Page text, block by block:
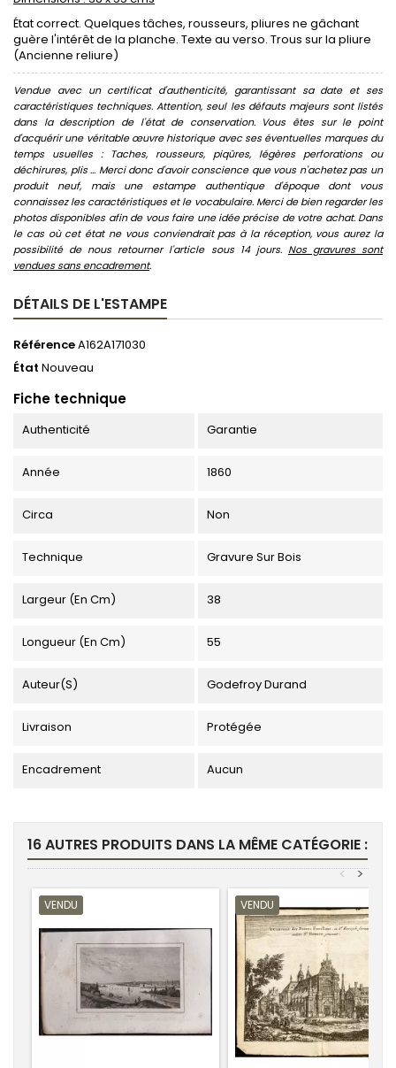
État correct. Quelques tâches, rousseurs, pliures ne gâchant
guère l'intérêt de la planche. Texte au verso. Trous sur la pliure
(Ancienne reliure)
Vendue avec un certificat d'authenticité, garantissant sa date et ses
caractéristiques techniques. Attention, seul les défauts majeurs sont listés
dans la description de l'état de conservation. Vous êtes sur le point
d'acquérir une véritable œuvre historique avec ses éventuelles marques du
temps usuelles : Taches, rousseurs, piqûres, légères perforations ou
déchirures, plis ... Merci donc d'avoir conscience que vous n'achetez pas un
produit neuf, mais une estampe authentique d'époque dont vous
connaissez les caractéristiques et le vocabulaire. Merci de bien regarder les
photos disponibles afin de vous faire une idée précise de votre achat. Dans
le cas où cet état ne vous conviendrait pas à la réception, vous aurez la
possibilité de nous retourner l'article sous 14 jours. Nos gravures sont
vendues sans encadrement.
DÉTAILS DE L'ESTAMPE
RéférenceA162A171030
État Nouveau
Fiche technique
Authenticité Garantie
Année 1860
Circa Non
Technique Gravure Sur Bois
Largeur (en Cm) 38
Longueur (en Cm) 55
Auteur(s) Godefroy Durand
Livraison Protégée
Encadrement Aucun
16 AUTRES PRODUITS DANS LA MÊME CATÉGORIE :
>
<
VENDU VENDU